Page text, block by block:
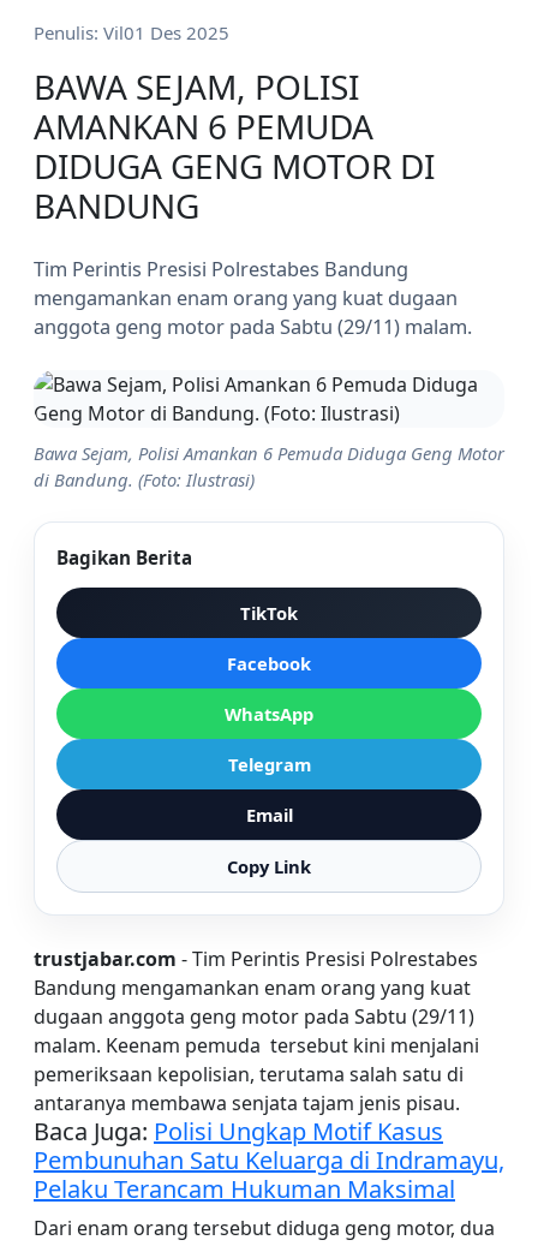
Penulis: Vil01 Des 2025
BAWA SEJAM, POLISI
AMANKAN 6 PEMUDA
DIDUGA GENG MOTOR DI
BANDUNG
Tim Perintis Presisi Polrestabes Bandung
mengamankan enam orang yang kuat dugaan
anggota geng motor pada Sabtu (29/11) malam.
Bawa Sejam, Polisi Amankan 6 Pemuda Diduga Geng Motor
di Bandung. (Foto: Ilustrasi)
Bagikan Berita
TikTok
Facebook
WhatsApp
Telegram
Email
Copy Link
trustjabar.com - Tim Perintis Presisi Polrestabes
Bandung mengamankan enam orang yang kuat
dugaan anggota geng motor pada Sabtu (29/11)
malam. Keenam pemuda tersebut kini menjalani
pemeriksaan kepolisian, terutama salah satu di
antaranya membawa senjata tajam jenis pisau.
Baca Juga: Polisi Ungkap Motif Kasus
Pembunuhan Satu Keluarga di Indramayu,
Pelaku Terancam Hukuman Maksimal
Dari enam orang tersebut diduga geng motor, dua